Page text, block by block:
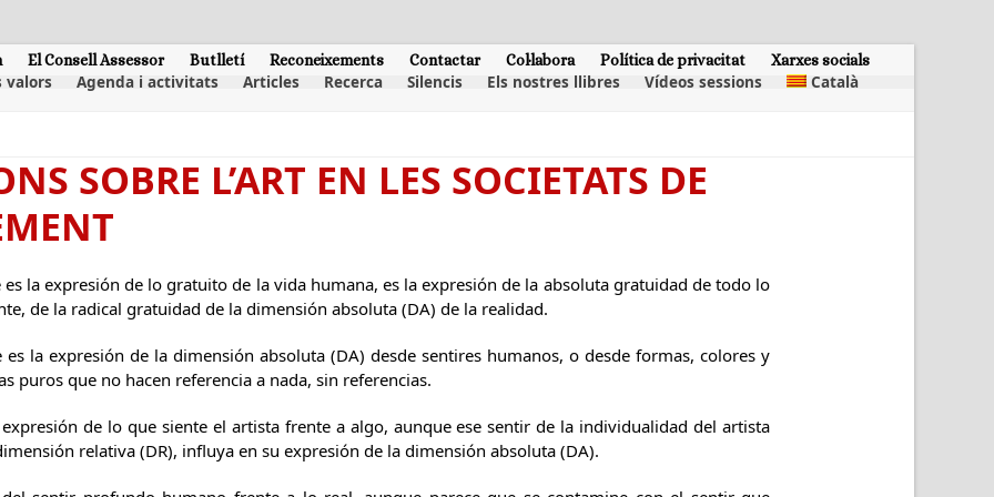
El Consell Assessor Butlletí Reconeixements Contactar Col·labora Política de privacitat Xarxes socials
valors Agenda i activitats Articles Recerca Silencis Els nostres llibres Vídeos sessions Català
SOBRE L’ART EN LES SOCIETATS DE
es la expresión de lo gratuito de la vida humana, es la expresión de la absoluta gratuidad de todo lo
de la radical gratuidad de la dimensión absoluta (DA) de la realidad.
es la expresión de la dimensión absoluta (DA) desde sentires humanos, o desde formas, colores y
puros que no hacen referencia a nada, sin referencias.
de lo que siente el artista frente a algo, aunque ese sentir de la individualidad del artista
relativa (DR), influya en su expresión de la dimensión absoluta (DA).